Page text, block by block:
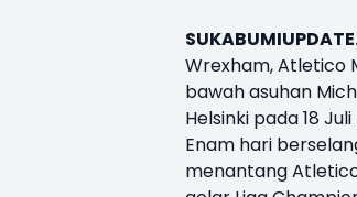
Wrexham, Atletico
bawah asuhan
Helsinki pada 18
Enam hari
menantang